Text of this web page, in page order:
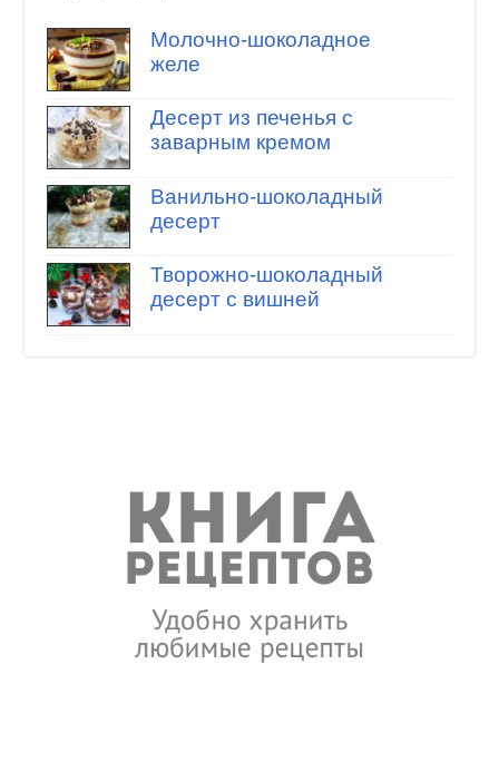
Молочно-шоколадное
желе
Десерт из печенья с
заварным кремом
Ванильно-шоколадный
десерт
Творожно-шоколадный
десерт с вишней